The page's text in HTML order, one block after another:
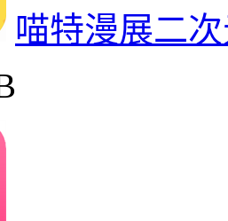
喵特漫展二